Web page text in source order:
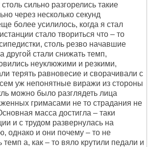
сильно разгорелись такие
через несколько секунд
более усилилось, когда я стал
стало твориться что – то
столь резво начавшие
другой стали снижать темп,
неуклюжими и резкими,
терять равновесие и сворачивали с
уж непонятные виражи из стороны
можно было разглядеть лица
гримасами не то страдания не
масса достигла – таки
и с трудом развернулась на
однако и они почему – то не
а, как – то вяло крутили педали и